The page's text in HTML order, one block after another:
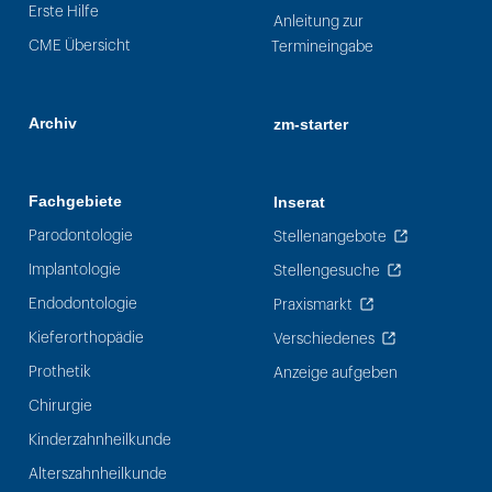
Erste Hilfe
CME Übersicht
Archiv
Fachgebiete
Parodontologie
Implantologie
Endodontologie
Kieferorthopädie
Prothetik
Chirurgie
Kinderzahnheilkunde
Alterszahnheilkunde
Anleitung zur
Termineingabe
zm-starter
Inserat
Stellenangebote
Stellengesuche
Praxismarkt
Verschiedenes
Anzeige aufgeben